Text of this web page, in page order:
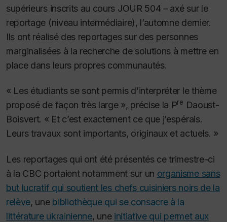
supérieurs inscrits au cours JOUR 504 – axé sur le
reportage (niveau intermédiaire), l’automne dernier.
Ils ont réalisé des reportages sur des personnes
marginalisées à la recherche de solutions à mettre en
place dans leurs propres communautés.
« Les étudiants se sont permis d’interpréter le thème
proposé de façon très large », précise la Pre Daoust-
Boisvert. « Et c’est exactement ce que j’espérais.
Leurs travaux sont importants, originaux et actuels. »
Les reportages qui ont été présentés ce trimestre-ci
à la CBC portaient notamment sur un organisme sans
but lucratif qui soutient les chefs cuisiniers noirs de la
relève, une bibliothèque qui se consacre à la
littérature ukrainienne, une initiative qui permet aux